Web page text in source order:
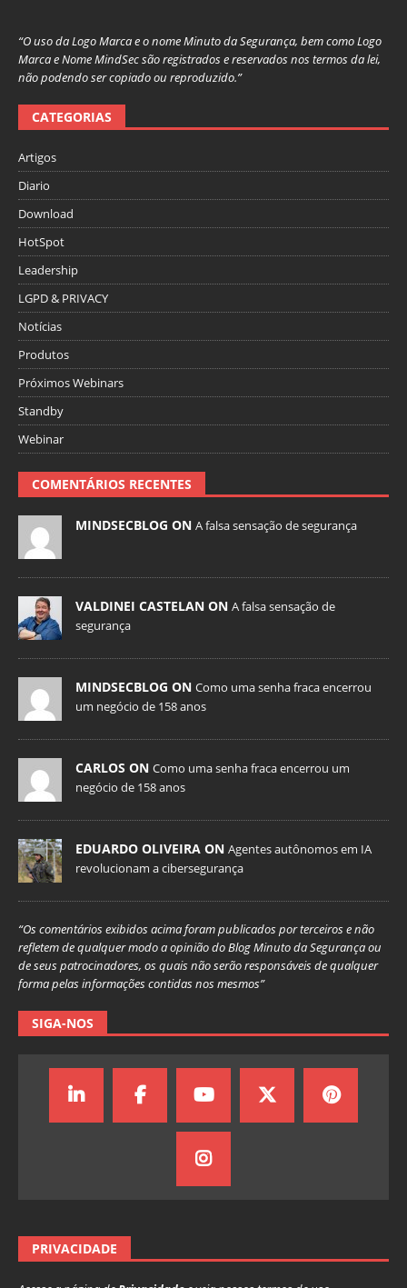
“O uso da Logo Marca e o nome Minuto da Segurança, bem como Logo
Marca e Nome MindSec são registrados e reservados nos termos da lei,
não podendo ser copiado ou reproduzido.”
CATEGORIAS
Artigos
Diario
Download
HotSpot
Leadership
LGPD & PRIVACY
Notícias
Produtos
Próximos Webinars
Standby
Webinar
COMENTÁRIOS RECENTES
MINDSECBLOG ON A falsa sensação de segurança
VALDINEI CASTELAN ON A falsa sensação de
segurança
MINDSECBLOG ON Como uma senha fraca encerrou
um negócio de 158 anos
CARLOS ON Como uma senha fraca encerrou um
negócio de 158 anos
EDUARDO OLIVEIRA ON Agentes autônomos em IA
revolucionam a cibersegurança
“Os comentários exibidos acima foram publicados por terceiros e não
refletem de qualquer modo a opinião do Blog Minuto da Segurança ou
de seus patrocinadores, os quais não serão responsáveis de qualquer
forma pelas informações contidas nos mesmos”
SIGA-NOS
PRIVACIDADE